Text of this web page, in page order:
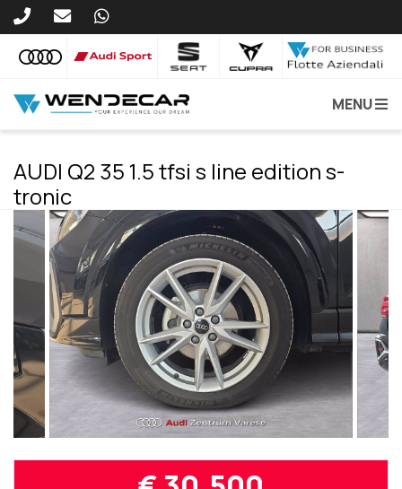
MENU
AUDI Q2 35 1.5 tfsi s line edition s-
tronic